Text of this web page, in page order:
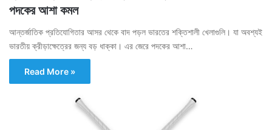
পদকের আশা কমল
আন্তর্জাতিক প্রতিযোগিতার আসর থেকে বাদ পড়ল ভারতের শক্তিশালী খেলাগুলি। যা অবশ্যই
ভারতীয় ক্রীড়াক্ষেত্রের জন্য বড় ধাক্কা। এর জেরে পদকের আশা…
Read More »